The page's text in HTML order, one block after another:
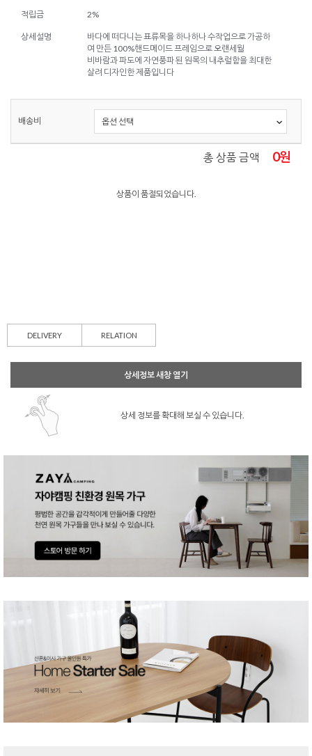
적립금 2%
상세설명
바다에 떠다니는 표류목을 하나하나 수작업으로 가공하
여 만든 100%핸드메이드 프레임으로 오랜세월
비바람과 파도에 자연풍파 된 원목의 내추럴함을 최대한
살려 디자인한 제품입니다
배송비
총 상품 금액 0원
상품이 품절되었습니다.
DELIVERY RELATION
상세정보 새창 열기
상세 정보를 확대해 보실 수 있습니다.